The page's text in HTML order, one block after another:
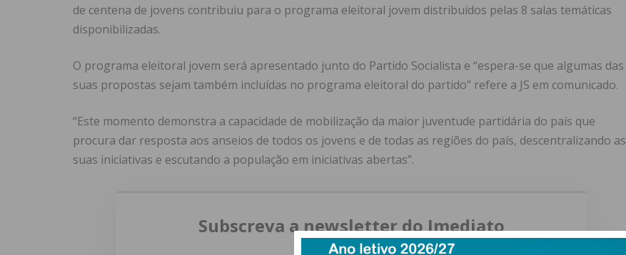
de centena de jovens contribuiu para o programa eleitoral jovem distribuídos pelas 8 salas temáticas
disponibilizadas.
O programa eleitoral jovem será apresentado junto do Partido Socialista e “espera-se que algumas das
suas propostas sejam também incluídas no programa eleitoral do partido” refere a JS em comunicado.
“Este momento demonstra a capacidade de mobilização da maior juventude partidária do país que
procura dar resposta aos anseios de todos os jovens e de todas as regiões do país, descentralizando as
suas iniciativas e escutando a população em iniciativas abertas”.
Subscreva a newsletter do Imediato